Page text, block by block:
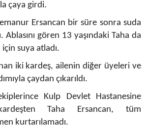
çaya girdi.
Ersancan bir süre sonra suda
Ablasını gören 13 yaşındaki Taha da
suya atladı.
iki kardeş, ailenin diğer üyeleri ve
çaydan çıkarıldı.
Kulp Devlet Hastanesine
Taha Ersancan, tüm
kurtarılamadı.